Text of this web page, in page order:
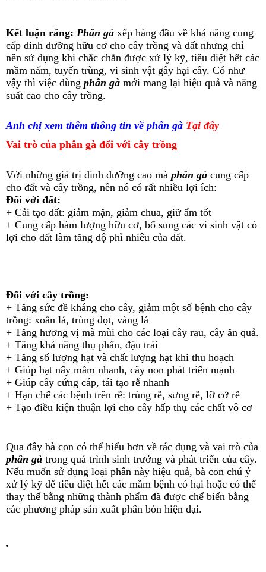
Kết luận rằng: Phân gà xếp hàng đầu về khả năng cung
cấp dinh dưỡng hữu cơ cho cây trồng và đất nhưng chỉ
nên sử dụng khi chắc chắn được xử lý kỹ, tiêu diệt hết các
mầm nấm, tuyến trùng, vi sinh vật gây hại cây. Có như
vậy thì việc dùng phân gà mới mang lại hiệu quả và năng
suất cao cho cây trồng.
Anh chị xem thêm thông tin về phân gà Tại đây
Vai trò của phân gà đối với cây trồng
Với những giá trị dinh dưỡng cao mà phân gà cung cấp
cho đất và cây trồng, nên nó có rất nhiều lợi ích:
Đối với đất:
+ Cải tạo đất: giảm mặn, giảm chua, giữ ẩm tốt
+ Cung cấp hàm lượng hữu cơ, bổ sung các vi sinh vật có
lợi cho đất làm tăng độ phì nhiêu của đất.
Đối với cây trồng:
+ Tăng sức đề kháng cho cây, giảm một số bệnh cho cây
trồng: xoắn lá, trùng đọt, vàng lá
+ Tăng hương vị mà mùi cho các loại cây rau, cây ăn quả.
+ Tăng khả năng thụ phấn, đậu trái
+ Tăng số lượng hạt và chất lượng hạt khi thu hoạch
+ Giúp hạt nẩy mầm nhanh, cây non phát triển mạnh
+ Giúp cây cứng cáp, tái tạo rễ nhanh
+ Hạn chế các bệnh trên rễ: trùng rễ, sưng rễ, lỡ cở rễ
+ Tạo điều kiện thuận lợi cho cây hấp thụ các chất vô cơ
Qua đây bà con có thể hiểu hơn về tác dụng và vai trò của
phân gà trong quá trình sinh trưởng và phát triển của cây.
Nếu muốn sử dụng loại phân này hiệu quả, bà con chú ý
xử lý kỹ để tiêu diệt hết các mầm bệnh có hại hoặc có thể
thay thế bằng những thành phẩm đã được chế biến bằng
các phương pháp sản xuất phân bón hiện đại.